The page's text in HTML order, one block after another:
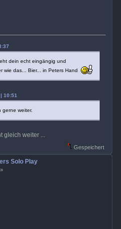
dein echt eingängig und
wie das... Bier... in Peters Hand
10:51
gerne weiter.
gleich weiter ...
Gespeichert
Solo Play